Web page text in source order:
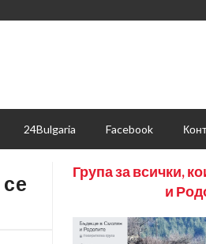
24Bulgaria Facebook
Група за всички,
и